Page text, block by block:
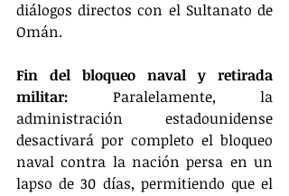
diálogos directos con el Sultanato de
Omán.
Fin del bloqueo naval y retirada
militar: Paralelamente, la
administración estadounidense
desactivará por completo el bloqueo
naval contra la nación persa en un
lapso de 30 días, permitiendo que el